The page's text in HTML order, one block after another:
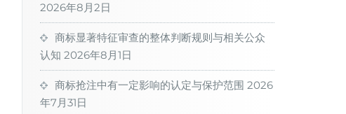
2026年8月2日
商标显著特征审查的整体判断规则与相关公众
认知 2026年8月1日
商标抢注中有一定影响的认定与保护范围 2026
年7月31日